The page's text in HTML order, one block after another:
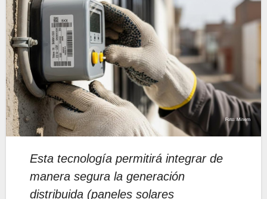
Esta tecnología permitirá integrar de
manera segura la generación
distribuida (paneles solares